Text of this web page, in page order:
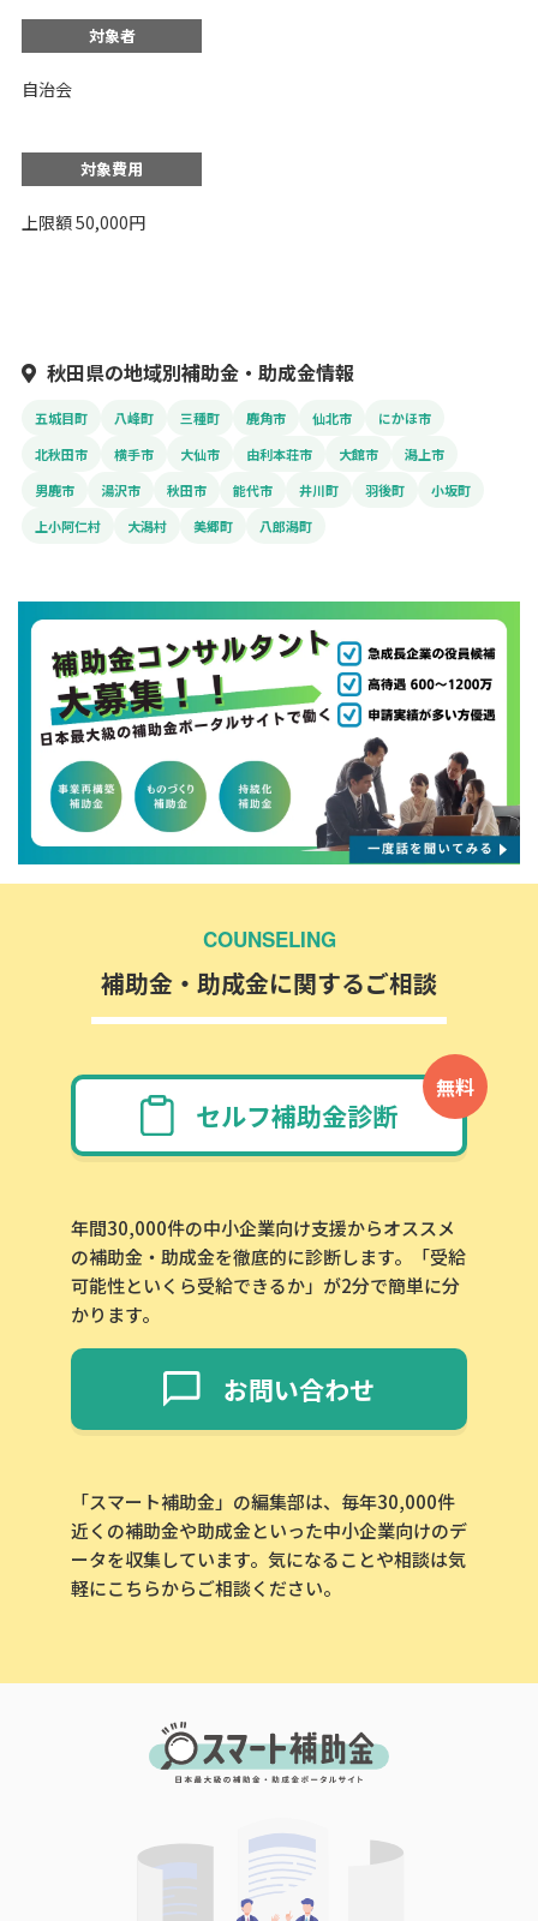
対象者
自治会
対象費用
上限額 50,000円
秋田県の地域別補助金・助成金情報
五城目町 八峰町 三種町 鹿角市 仙北市
にかほ市
北秋田市
横手市 大仙市 由利本荘市 大館市
潟上市
男鹿市
湯沢市 秋田市 能代市 井川町 羽後町
小坂町
上小阿仁村
大潟村 美郷町 八郎潟町
この補助金の情報をPDFダウンロード
小坂町ごみ集積所整備費補助金
COUNSELING
補助金・助成金に関するご相談
無料
セルフ補助金診断
年間30,000件の中小企業向け支援からオススメ
の補助金・助成金を徹底的に診断します。「受給
可能性といくら受給できるか」が2分で簡単に分
かります。
お問い合わせ
「スマート補助金」の編集部は、毎年30,000件
近くの補助金や助成金といった中小企業向けのデ
ータを収集しています。気になることや相談は気
軽にこちらからご相談ください。